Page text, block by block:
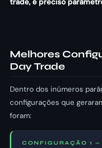
Melhores
Day Trade
Dentro dos inúmeros
configurações que
foram:
CONFIGURAÇÃO 1 —